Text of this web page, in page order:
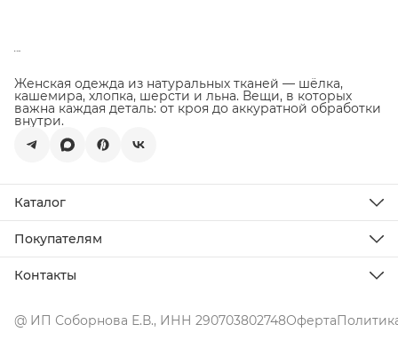
Женская одежда из натуральных тканей — шёлка,
кашемира, хлопка, шерсти и льна. Вещи, в которых
важна каждая деталь: от кроя до аккуратной обработки
внутри.
Каталог
Новинки
Распродажа
Подарочная карта
Покупателям
Доставка
Оплата
Уход за изделиями
Контакты
Эл. почта
whitelabel.clothes@yandex.ru
@ ИП Соборнова Е.В., ИНН 290703802748Оферта